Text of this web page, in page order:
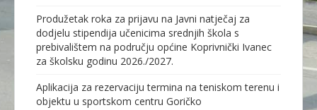
Produžetak roka za prijavu na Javni natječaj za
dodjelu stipendija učenicima srednjih škola s
prebivalištem na području općine Koprivnički Ivanec
za školsku godinu 2026./2027.
Aplikacija za rezervaciju termina na teniskom terenu i
objektu u sportskom centru Goričko